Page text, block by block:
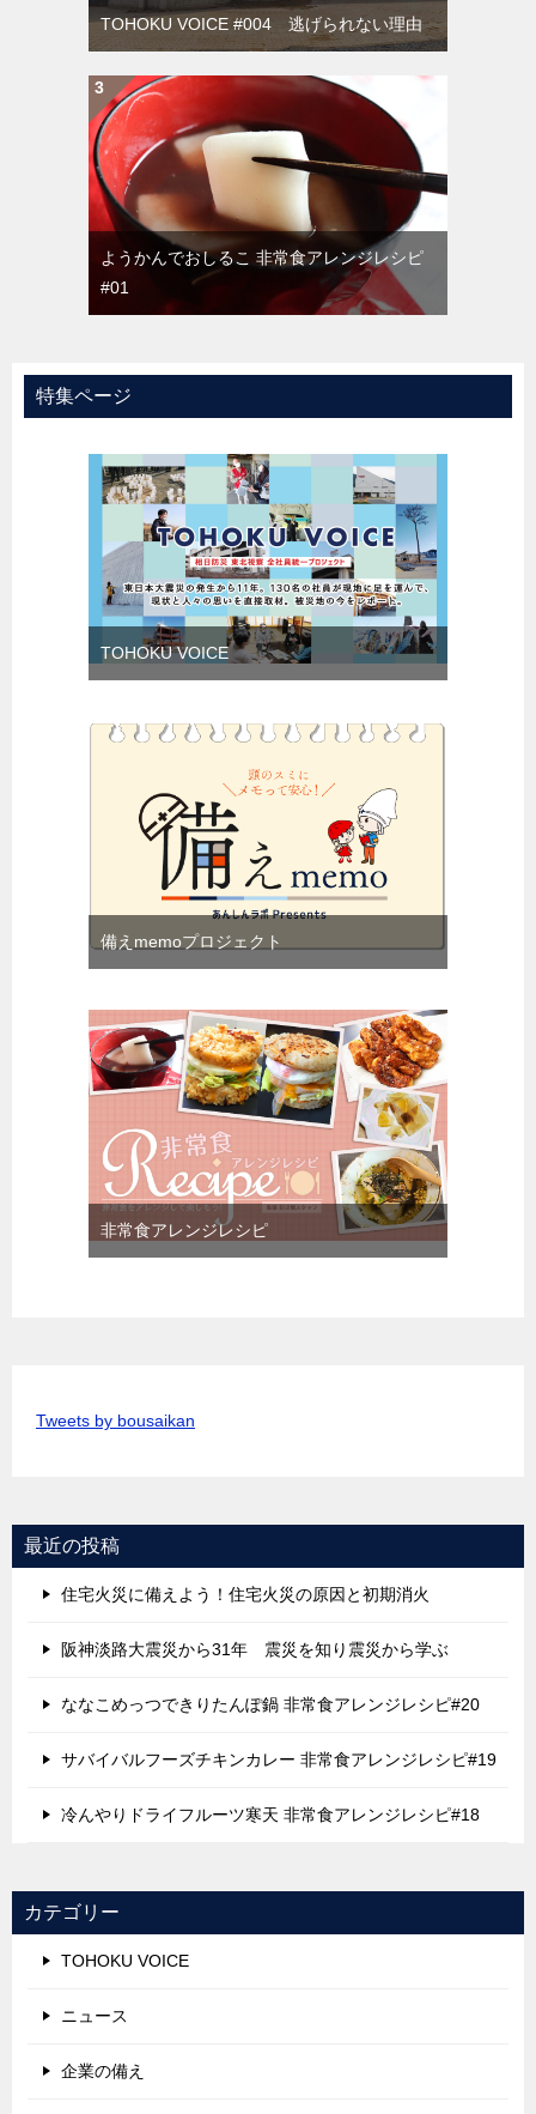
TOHOKU VOICE #004 逃げられない理由
ようかんでおしるこ 非常食アレンジレシピ
#01
特集ページ
TOHOKU VOICE
備えmemoプロジェクト
非常食アレンジレシピ
Tweets by bousaikan
最近の投稿
住宅火災に備えよう！住宅火災の原因と初期消火
阪神淡路大震災から31年 震災を知り震災から学ぶ
ななこめっつできりたんぽ鍋 非常食アレンジレシピ#20
サバイバルフーズチキンカレー 非常食アレンジレシピ#19
冷んやりドライフルーツ寒天 非常食アレンジレシピ#18
カテゴリー
TOHOKU VOICE
ニュース
企業の備え